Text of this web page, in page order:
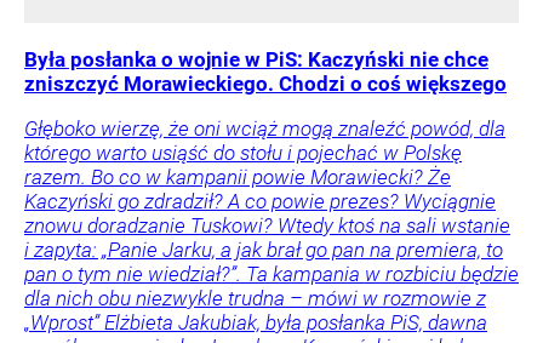
Była posłanka o wojnie w PiS: Kaczyński nie chce
zniszczyć Morawieckiego. Chodzi o coś większego
Głęboko wierzę, że oni wciąż mogą znaleźć powód, dla
którego warto usiąść do stołu i pojechać w Polskę
razem. Bo co w kampanii powie Morawiecki? Że
Kaczyński go zdradził? A co powie prezes? Wyciągnie
znowu doradzanie Tuskowi? Wtedy ktoś na sali wstanie
i zapyta: „Panie Jarku, a jak brał go pan na premiera, to
pan o tym nie wiedział?”. Ta kampania w rozbiciu będzie
dla nich obu niezwykle trudna – mówi w rozmowie z
„Wprost” Elżbieta Jakubiak, była posłanka PiS, dawna